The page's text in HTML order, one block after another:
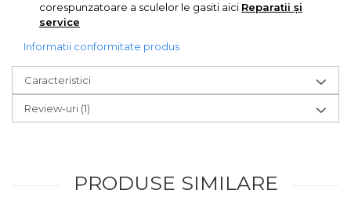
corespunzatoare a sculelor le gasiti aici Reparatii și
service
Informatii conformitate produs
Caracteristici
Review-uri (1)
PRODUSE SIMILARE